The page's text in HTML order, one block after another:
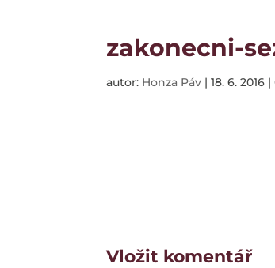
zakonecni-
autor: Honza Páv |18. 6. 2016 |
Vložit komentář